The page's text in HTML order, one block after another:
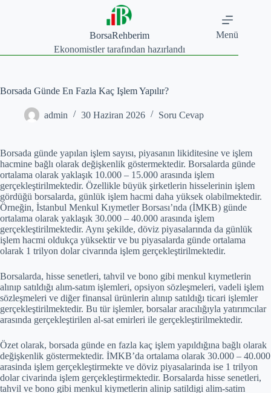
BorsaRehberim
Ekonomistler tarafından hazırlandı
Menü
Borsada Günde En Fazla Kaç Işlem Yapılır?
admin 30 Haziran 2026 Soru Cevap
Borsada günde yapılan işlem sayısı, piyasanın likiditesine ve işlem
hacmine bağlı olarak değişkenlik göstermektedir. Borsalarda günde
ortalama olarak yaklaşık 10.000 – 15.000 arasında işlem
gerçekleştirilmektedir. Özellikle büyük şirketlerin hisselerinin işlem
gördüğü borsalarda, günlük işlem hacmi daha yüksek olabilmektedir.
Örneğin, İstanbul Menkul Kıymetler Borsası’nda (İMKB) günde
ortalama olarak yaklaşık 30.000 – 40.000 arasında işlem
gerçekleştirilmektedir. Aynı şekilde, döviz piyasalarında da günlük
işlem hacmi oldukça yüksektir ve bu piyasalarda günde ortalama
olarak 1 trilyon dolar civarında işlem gerçekleştirilmektedir.
Borsalarda, hisse senetleri, tahvil ve bono gibi menkul kıymetlerin
alınıp satıldığı alım-satım işlemleri, opsiyon sözleşmeleri, vadeli işlem
sözleşmeleri ve diğer finansal ürünlerin alınıp satıldığı ticari işlemler
gerçekleştirilmektedir. Bu tür işlemler, borsalar aracılığıyla yatırımcılar
arasında gerçekleştirilen al-sat emirleri ile gerçekleştirilmektedir.
Özet olarak, borsada günde en fazla kaç işlem yapıldığına bağlı olarak
değişkenlik göstermektedir. İMKB’da ortalama olarak 30.000 – 40.000
arasinda işlem gerçekleştirmekte ve döviz piyasalarinda ise 1 trilyon
dolar civarinda işlem gerçekleştirmektedir. Borsalarda hisse senetleri,
tahvil ve bono gibi menkul kiymetlerin alinip satildigi alim-satim